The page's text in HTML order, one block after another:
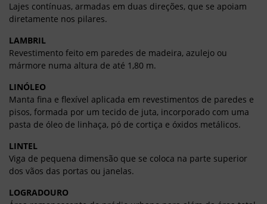
Lajes contínuas, armadas em duas direções, que se apoiam
diretamente nos pilares.
LAMBRIL
Revestimento feito em paredes de madeira, azulejo ou
mármore numa altura de até 1,80 m.
LINÓLEO
Manta fina e flexível aplicada em revestimentos de paredes e
pisos, formada por um tecido de juta, incorporado com uma
pasta de óleo de linhaça, pó de cortiça e óxidos metálicos.
LINTEL
Viga de pequena dimensão que se coloca na parte superior
dos vãos das portas ou janelas.
LOGRADOURO